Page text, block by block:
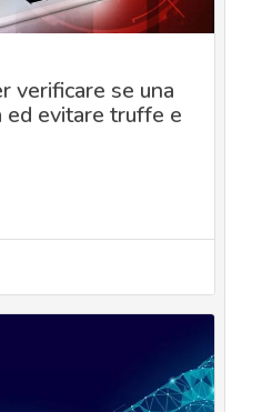
verificare se una
evitare truffe e